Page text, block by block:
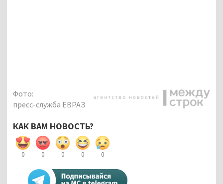
Фото:
пресс-служба ЕВРАЗ
КАК ВАМ НОВОСТЬ?
0 0 0 0 0